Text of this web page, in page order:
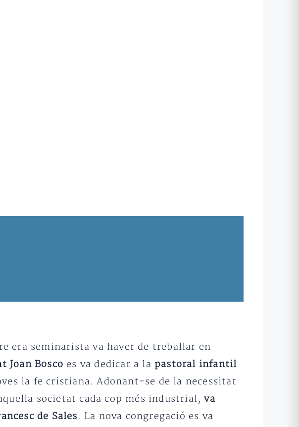
era seminarista va haver de treballar en
Joan Bosco es va dedicar a la pastoral infantil
la fe cristiana. Adonant-se de la necessitat
societat cada cop més industrial,va
de Sales. La nova congregació es va